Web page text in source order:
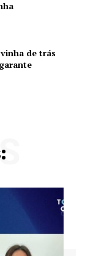
de trás